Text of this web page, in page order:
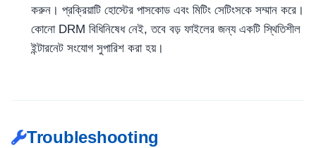
করুন। প্রক্রিয়াটি হোস্টের পাসকোড এবং মিটিং সেটিংসকে সম্মান করে।
কোনো DRM বিধিনিষেধ নেই, তবে বড় ফাইলের জন্য একটি স্থিতিশীল
ইন্টারনেট সংযোগ সুপারিশ করা হয়।
Troubleshooting